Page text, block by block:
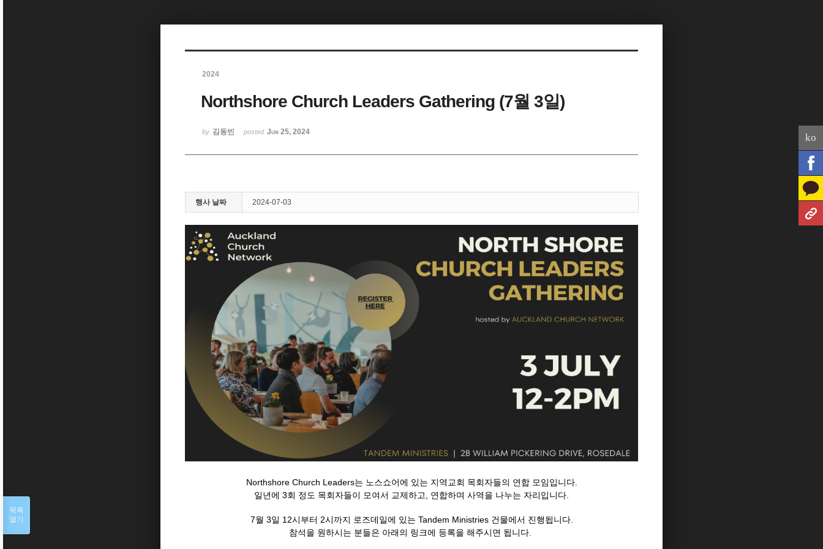
2024
Northshore Church Leaders Gathering (7월 3일)
by 김동빈 posted Jun 25, 2024
행사 날짜 2024-07-03
Northshore Church Leaders는 노스쇼어에 있는 지역교회 목회자들의 연합 모임입니다.
일년에 3회 정도 목회자들이 모여서 교제하고, 연합하며 사역을 나누는 자리입니다.
7월 3일 12시부터 2시까지 로즈데일에 있는 Tandem Ministries 건물에서 진행됩니다.
참석을 원하시는 분들은 아래의 링크에 등록을 해주시면 됩니다.
목록
열기
ko
Sketchbook5, 스케치북5
Sketchbook5, 스케치북5